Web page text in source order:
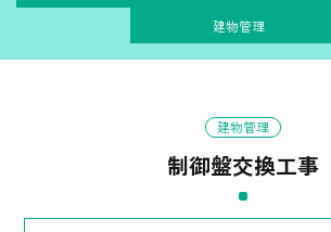
建物管理
建物管理
制御盤交換工事